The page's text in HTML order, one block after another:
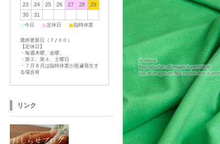
23
24 25 26 27 28
29
30
31
■今日 ■定休日 ■臨時休業
最終更新日（７/３０）
【定休日】
・毎週木曜、金曜、
・第２、第４、土曜日
・７月８月は臨時休業が急遽発生す
る場合有
リンク